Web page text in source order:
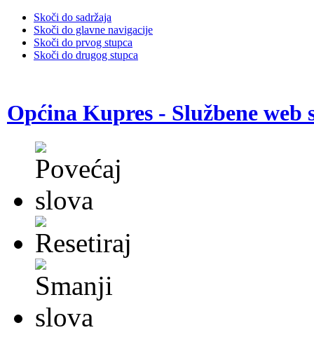
Skoči do sadržaja
Skoči do glavne navigacije
Skoči do prvog stupca
Skoči do drugog stupca
Općina Kupres - Službene web